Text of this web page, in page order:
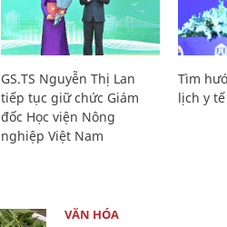
GS.TS Nguyễn Thị Lan
tiếp tục giữ chức Giám
đốc Học viện Nông
nghiệp Việt Nam
Tìm
lịch y tế
VĂN HÓA